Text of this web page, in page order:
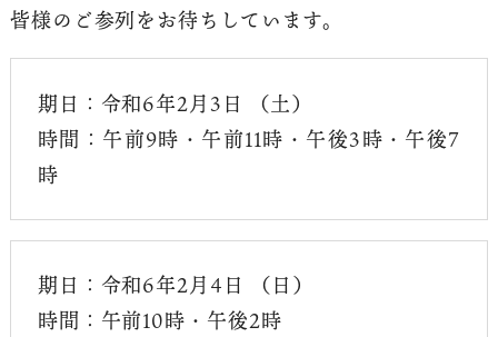
皆様のご参列をお待ちしています。
期日：令和6年2月3日 （土）
時間：午前9時・午前11時・午後3時・午後7
時
期日：令和6年2月4日 （日）
時間：午前10時・午後2時